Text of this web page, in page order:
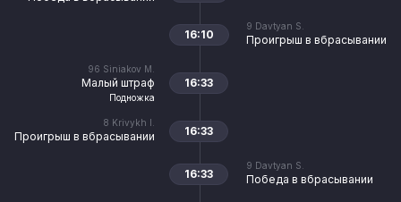
9 Davtyan S.
Проигрыш в вбрасывании
16:10
96 Siniakov M.
Малый штраф
Подножка
16:33
8 Krivykh I.
Проигрыш в вбрасывании 16:33
9 Davtyan S.
Победа в вбрасывании
16:33